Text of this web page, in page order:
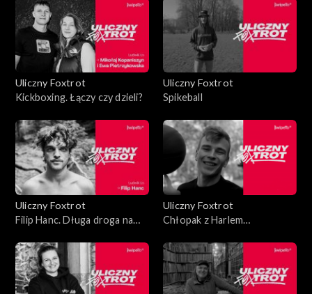
Uliczny Foxtrot
Kickboxing. Łączy czy dzieli?
Uliczny Foxtrot
Spikeball
Uliczny Foxtrot
Filip Hanc. Długa droga na
Uliczny Foxtrot
Chłopak z Harlem